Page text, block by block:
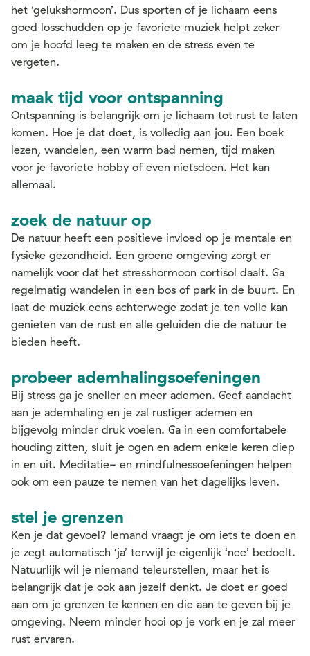
het ‘gelukshormoon’. Dus sporten of je lichaam eens
goed losschudden op je favoriete muziek helpt zeker
om je hoofd leeg te maken en de stress even te
vergeten.
maak tijd voor ontspanning
Ontspanning is belangrijk om je lichaam tot rust te laten
komen. Hoe je dat doet, is volledig aan jou. Een boek
lezen, wandelen, een warm bad nemen, tijd maken
voor je favoriete hobby of even nietsdoen. Het kan
allemaal.
zoek de natuur op
De natuur heeft een positieve invloed op je mentale en
fysieke gezondheid. Een groene omgeving zorgt er
namelijk voor dat het stresshormoon cortisol daalt. Ga
regelmatig wandelen in een bos of park in de buurt. En
laat de muziek eens achterwege zodat je ten volle kan
genieten van de rust en alle geluiden die de natuur te
bieden heeft.
probeer ademhalingsoefeningen
Bij stress ga je sneller en meer ademen. Geef aandacht
aan je ademhaling en je zal rustiger ademen en
bijgevolg minder druk voelen. Ga in een comfortabele
houding zitten, sluit je ogen en adem enkele keren diep
in en uit. Meditatie- en mindfulnessoefeningen helpen
ook om een pauze te nemen van het dagelijks leven.
stel je grenzen
Ken je dat gevoel? Iemand vraagt je om iets te doen en
je zegt automatisch ‘ja’ terwijl je eigenlijk ‘nee’ bedoelt.
Natuurlijk wil je niemand teleurstellen, maar het is
belangrijk dat je ook aan jezelf denkt. Je doet er goed
aan om je grenzen te kennen en die aan te geven bij je
omgeving. Neem minder hooi op je vork en je zal meer
rust ervaren.